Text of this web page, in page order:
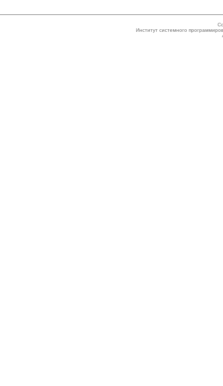
Институт системного